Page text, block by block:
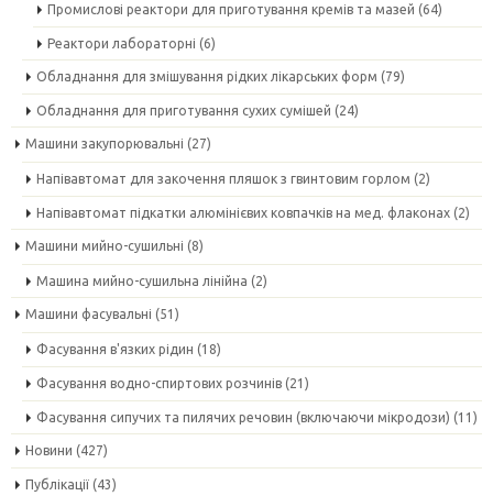
Промислові реактори для приготування кремів та мазей (64)
Реактори лабораторні (6)
Обладнання для змішування рідких лікарських форм (79)
Обладнання для приготування сухих сумішей (24)
Машини закупорювальні (27)
Напівавтомат для закочення пляшок з гвинтовим горлом (2)
Напівавтомат підкатки алюмінієвих ковпачків на мед. флаконах (2)
Машини мийно-сушильні (8)
Машина мийно-сушильна лінійна (2)
Машини фасувальні (51)
Фасування в'язких рідин (18)
Фасування водно-спиртових розчинів (21)
Фасування сипучих та пилячих речовин (включаючи мікродози) (11)
Новини (427)
Публікації (43)